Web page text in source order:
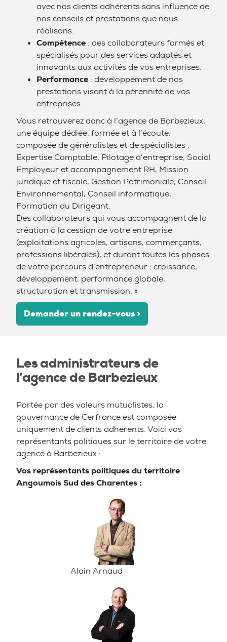
avec nos clients adhérents sans influence de
nos conseils et prestations que nous
réalisons.
Compétence : des collaborateurs formés et
spécialisés pour des services adaptés et
innovants aux activités de vos entreprises.
Performance : développement de nos
prestations visant à la pérennité de vos
entreprises.
Vous retrouverez donc à l’agence de Barbezieux,
une équipe dédiée, formée et à l’écoute,
composée de généralistes et de spécialistes :
Expertise Comptable, Pilotage d’entreprise, Social
Employeur et accompagnement RH, Mission
juridique et fiscale, Gestion Patrimoniale, Conseil
Environnemental, Conseil informatique,
Formation du Dirigeant.
Des collaborateurs qui vous accompagnent de la
création à la cession de votre entreprise
(exploitations agricoles, artisans, commerçants,
professions libérales), et durant toutes les phases
de votre parcours d’entrepreneur : croissance,
développement, performance globale,
structuration et transmission. »
Demander un rendez-vous >
Les administrateurs de
l’agence de Barbezieux
Portée par des valeurs mutualistes, la
gouvernance de Cerfrance est composée
uniquement de clients adhérents. Voici vos
représentants politiques sur le territoire de votre
agence à Barbezieux :
Vos représentants politiques du territoire
Angoumois Sud des Charentes :
Alain Arnaud